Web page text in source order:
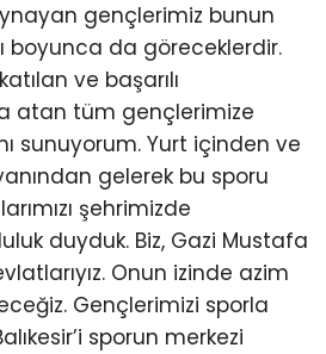
gençlerimiz bunun
boyunca da göreceklerdir.
ve başarılı
atan tüm gençlerimize
sunuyorum. Yurt içinden ve
gelerek bu sporu
şehrimizde
duyduk. Biz, Gazi Mustafa
Onun izinde azim
Gençlerimizi sporla
sporun merkezi